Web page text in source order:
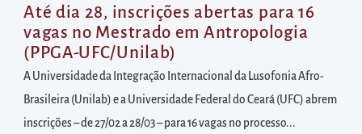
menu
principal
Acessar
diretamente
à
área
Até dia 28, inscrições abertas para 16
vagas no Mestrado em Antropologia
(PPGA-UFC/Unilab)
A Universidade da Integração Internacional da Lusofonia Afro-
Brasileira (Unilab) e a Universidade Federal do Ceará (UFC) abrem
inscrições – de 27/02 a 28/03 – para 16 vagas no processo...